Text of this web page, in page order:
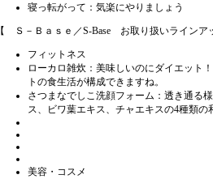
寝っ転がって：気楽にやりましょう
【 Ｓ－Ｂａｓｅ／S-Base お取り扱いラインア
フィットネス
ローカロ雑炊：美味しいのにダイエット！
トの食生活が構成できますね。
さつまなでしこ洗顔フォーム：透き通る
ス、ビワ葉エキス、チャエキスの4種類の
美容・コスメ